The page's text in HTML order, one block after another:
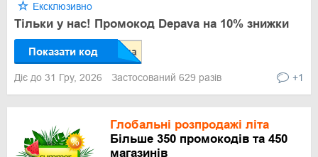
Ексклюзивно
Тільки у нас! Промокод Depava на 10% знижки
Показати код
Діє до 31 Гру, 2026 Застосований 629 разів +1
Глобальні розпродажі літа
Більше 350 промокодів та 450
магазинів